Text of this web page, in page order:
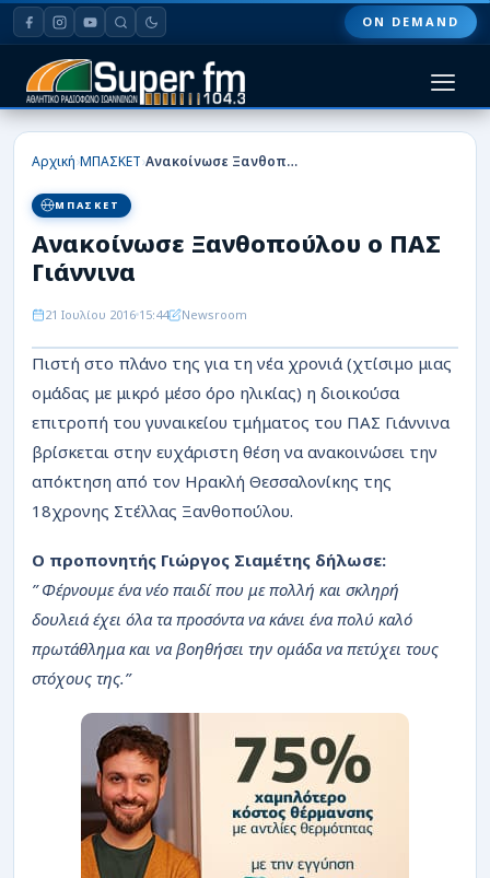
ON DEMAND
HOME
ΠΟΔΟΣΦΑΙΡΟ
ΕΙΔΗΣΕΙΣ
ΑΡΘΡΟΓΡΑΦΙΕΣ
ΡΟΗ
Αρχική›ΜΠΑΣΚΕΤ› Ανακοίνωσε Ξανθοπούλου ο ΠΑΣ Γιάννινα
ΜΠΑΣΚΕΤ
Ανακοίνωσε Ξανθοπούλου ο ΠΑΣ
Γιάννινα
21 Ιουλίου 2016 15:44 Newsroom
Πιστή στο πλάνο της για τη νέα χρονιά (χτίσιμο μιας
ομάδας με μικρό μέσο όρο ηλικίας) η διοικούσα
επιτροπή του γυναικείου τμήματος του ΠΑΣ Γιάννινα
βρίσκεται στην ευχάριστη θέση να ανακοινώσει την
απόκτηση από τον Ηρακλή Θεσσαλονίκης της
18χρονης Στέλλας Ξανθοπούλου.
Ο προπονητής Γιώργος Σιαμέτης δήλωσε:
” Φέρνουμε ένα νέο παιδί που με πολλή και σκληρή
δουλειά έχει όλα τα προσόντα να κάνει ένα πολύ καλό
πρωτάθλημα και να βοηθήσει την ομάδα να πετύχει τους
στόχους της.”